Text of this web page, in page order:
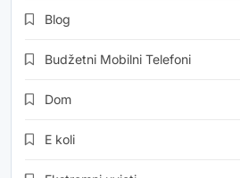
Blog
Budžetni Mobilni Telefoni
Dom
E koli